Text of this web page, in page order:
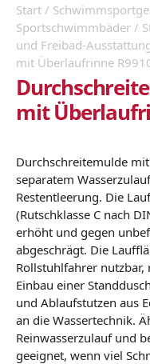
Start /
Sportschwimmbäder /
und Freibad-
mit Überlaufrinne
mit
Durchschreitemulde
separatem
Restentleerung. Die
(Rutschklasse C nach
erhöht und gegen
abgeschrägt. Die
Rollstuhlfahrer
Einbau einer
und Ablaufstutzen aus
an die Wassertechnik.
Reinwasserzulauf und
geeignet, wenn viel